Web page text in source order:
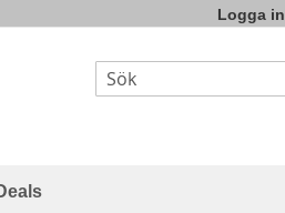
Logga in
Sök